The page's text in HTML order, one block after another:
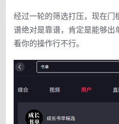
经过一轮的筛选打压，现在门
谱绝对是靠谱，肯定是能够出
看你的操作行不行。